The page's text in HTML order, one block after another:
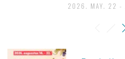
2026. MAY. 22 -